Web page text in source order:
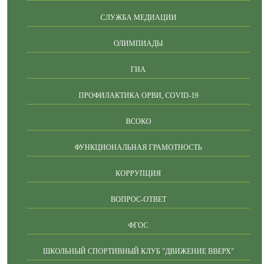
СЛУЖБА МЕДИАЦИИ
ОЛИМПИАДЫ
ГИА
ПРОФИЛАКТИКА ОРВИ, COVID-19
ВСОКО
ФУНКЦИОНАЛЬНАЯ ГРАМОТНОСТЬ
КОРРУПЦИЯ
ВОПРОС-ОТВЕТ
ФГОС
ШКОЛЬНЫЙ СПОРТИВНЫЙ КЛУБ "ДВИЖЕНИЕ ВВЕРХ"